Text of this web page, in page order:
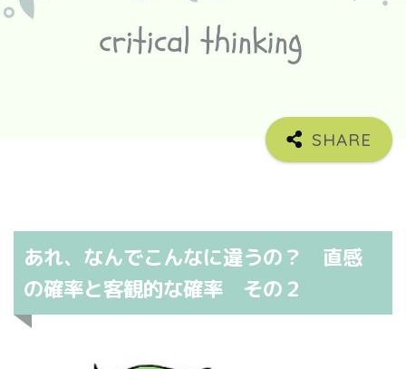
あれ、なんでこんなに違うの？ 直感
の確率と客観的な確率 その２